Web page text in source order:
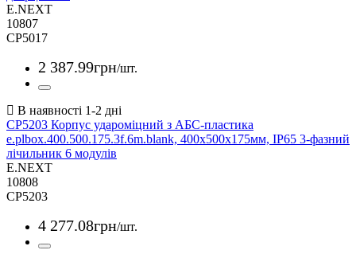
E.NEXT
10807
CP5017
2 387.99грн/шт.
CP5203 Корпус удароміцний з АБС-пластика
e.plbox.400.500.175.3f.6m.blank, 400х500х175мм, IP65 3-фазний
лічильник 6 модулів
E.NEXT
10808
CP5203
4 277.08грн/шт.